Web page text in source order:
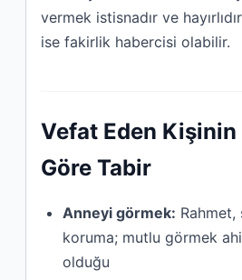
vermek istisnadır ve
ise fakirlik habercisi olabilir.
Vefat Eden Kişinin
Göre Tabir
Anneyi görmek:
koruma; mutlu görmek
olduğu